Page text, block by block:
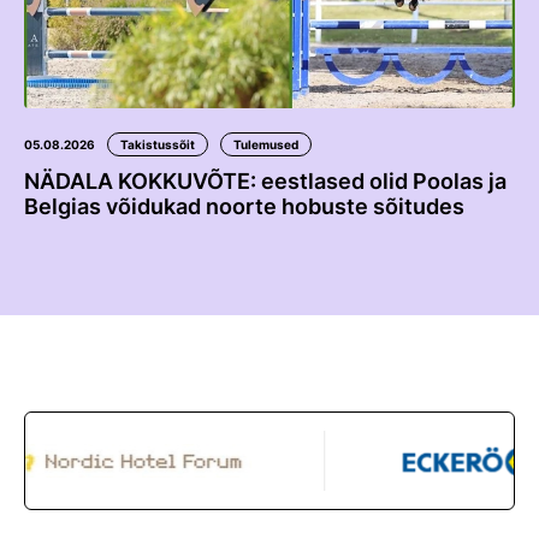
05.08.2026 Takistussõit Tulemused
NÄDALA KOKKUVÕTE: eestlased olid Poolas ja
Belgias võidukad noorte hobuste sõitudes